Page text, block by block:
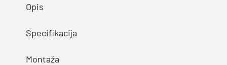
Opis
Specifikacija
Montaža